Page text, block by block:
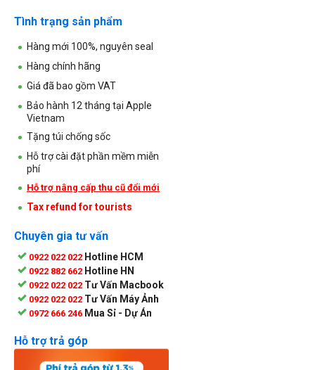
Tình trạng sản phẩm
Hàng mới 100%, nguyên seal
Hàng chính hãng
Giá đã bao gồm VAT
Bảo hành 12 tháng tại Apple
Vietnam
Tặng túi chống sốc
Hỗ trợ cài đặt phần mềm miễn
phí
Hỗ trợ nâng cấp thu cũ đổi mới
Tax refund for tourists
Chuyên gia tư vấn
0922 022 022 Hotline HCM
0922 882 662 Hotline HN
0922 022 022 Tư Vấn Macbook
0922 022 022 Tư Vấn Máy Ảnh
0972 666 246 Mua Sỉ - Dự Án
Hỗ trợ trả góp